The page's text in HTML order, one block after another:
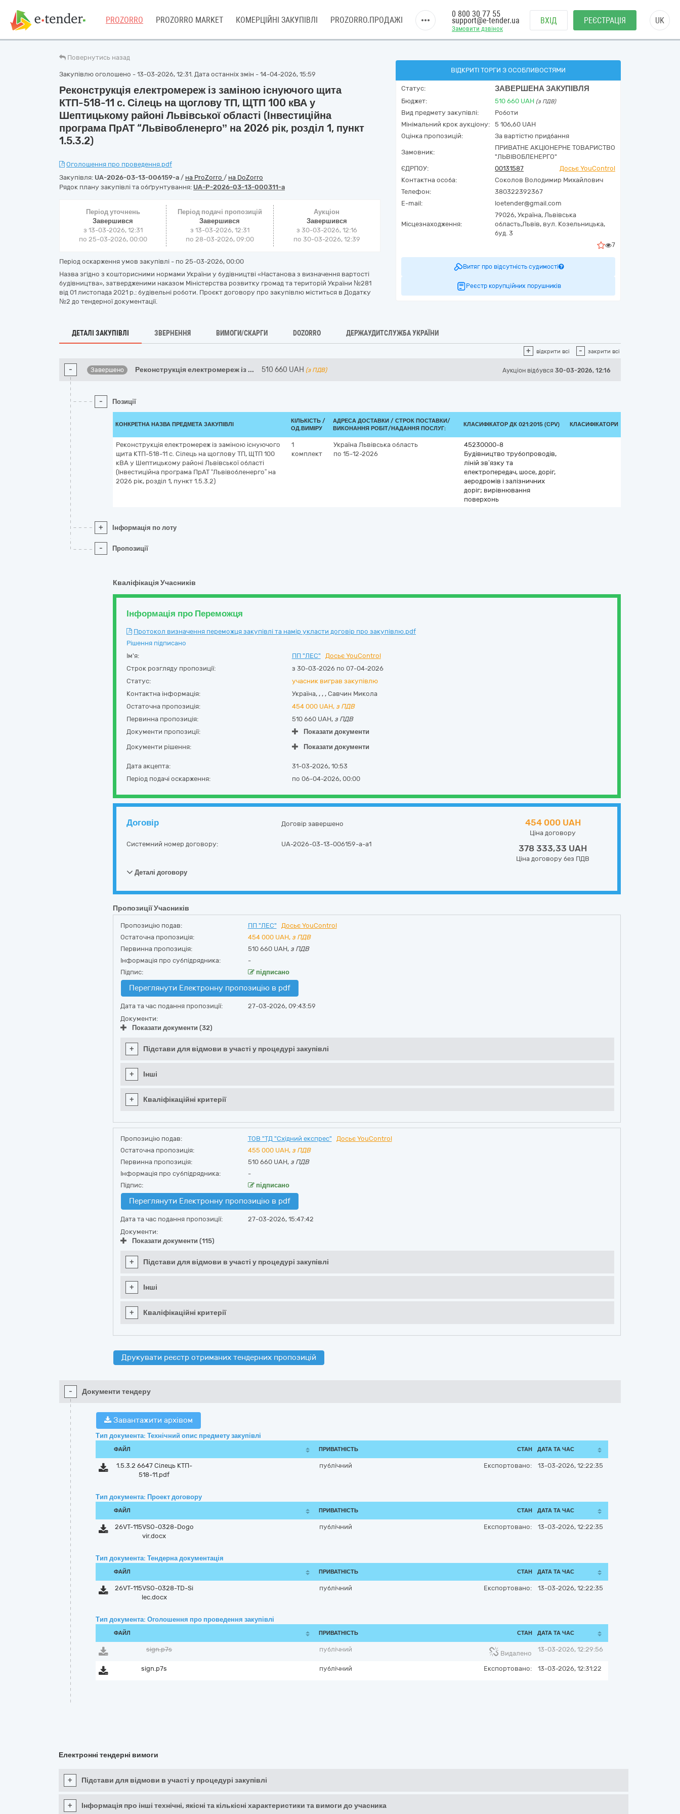
PROZORRO PROZORRO MARKET КОМЕРЦІЙНІ ЗАКУПІВЛІ PROZORRO.ПРОДАЖІ
Замовити дзвінок
0 800 30 77 55
support@e-tender.ua ВХІД РЕЄСТРАЦІЯ UK
Повернутись назад
Закупівлю оголошено - 13-03-2026, 12:31. Дата останніх змін - 14-04-2026, 15:59
Реконструкція електромереж із заміною існуючого щита
КТП-518-11 с. Сілець на щоглову ТП, ЩТП 100 кВА у
Шептицькому районі Львівської області (Інвестиційна
програма ПрАТ “Львівобленергоˮ на 2026 рік, розділ 1, пункт
1.5.3.2)
Оголошення про проведення.pdf
Закупівля: UA-2026-03-13-006159-a / на ProZorro / на DoZorro
Рядок плану закупівлі та обґрунтування: UA-P-2026-03-13-000311-a
Період уточнень
Завершився
з 13-03-2026, 12:31
по 25-03-2026, 00:00
Період подачі пропозицій
Завершився
з 13-03-2026, 12:31
по 28-03-2026, 09:00
Аукціон
Завершився
з 30-03-2026, 12:16
по 30-03-2026, 12:39
Період оскарження умов закупівлі - по 25-03-2026, 00:00
Назва згідно з кошторисними нормами України у будівництві «Настанова з визначення вартості
будівництва», затвердженими наказом Міністерства розвитку громад та територій України №281
від 01 листопада 2021 р.: будівельні роботи. Проєкт договору про закупівлю міститься в Додатку
№2 до тендерної документації.
ВІДКРИТІ ТОРГИ З ОСОБЛИВОСТЯМИ
Статус: ЗАВЕРШЕНА ЗАКУПІВЛЯ
Бюджет: 510 660 UAH (з ПДВ)
Вид предмету закупівлі:
Роботи
Мінімальний крок аукціону:
5 106,60 UAH
Оцінка пропозицій:
За вартістю придбання
Замовник:
ПРИВАТНЕ АКЦІОНЕРНЕ ТОВАРИСТВО
"ЛЬВІВОБЛЕНЕРГО"
ЄДРПОУ:
00131587
Досьє YouControl
Контактна особа:
Соколов Володимир Михайлович
Телефон:
380322392367
E-mail:
loetender@gmail.com
Місцезнаходження:
79026, Україна, Львівська
область,Львів, вул. Козельницька,
буд. 3
7
Витяг про відсутність судимості
Реєстр корупційних порушників
ДЕТАЛІ ЗАКУПІВЛІ ЗВЕРНЕННЯ ВИМОГИ/СКАРГИ DOZORRO ДЕРЖАУДИТСЛУЖБА УКРАЇНИ
+ відкрити всі - закрити всі
- Завершено Реконструкція електромереж із ... 510 660 UAH (з ПДВ) Аукціон відбувся 30-03-2026, 12:16
- Позиції
КОНКРЕТНА НАЗВА ПРЕДМЕТА ЗАКУПІВЛІ
КІЛЬКІСТЬ /
ОД.ВИМІРУ
АДРЕСА ДОСТАВКИ / СТРОК ПОСТАВКИ/
ВИКОНАННЯ РОБІТ/НАДАННЯ ПОСЛУГ:
КЛАСИФІКАТОР ДК 021:2015 (CPV) КЛАСИФІКАТОРИ
Реконструкція електромереж із заміною існуючого
щита КТП-518-11 с. Сілець на щоглову ТП, ЩТП 100
кВА у Шептицькому районі Львівської області
(Інвестиційна програма ПрАТ “Львівобленергоˮ на
2026 рік, розділ 1, пункт 1.5.3.2)
1
комплект
Україна Львівська область
по 15-12-2026
45230000-8
Будівництво трубопроводів,
ліній зв’язку та
електропередач, шосе, доріг,
аеродромів і залізничних
доріг; вирівнювання
поверхонь
+ Інформація по лоту
- Пропозиції
Кваліфікація Учасників
Інформація про Переможця
Протокол визначення переможця закупівлі та намір укласти договір про закупівлю.pdf
Рішення підписано
Ім'я:
ПП "ЛЕС"
Досьє YouControl
Строк розгляду пропозиції:
з 30-03-2026 по 07-04-2026
Статус:
учасник виграв закупівлю
Контактна інформація:
Україна, , , , Савчин Микола
Остаточна пропозиція:
454 000 UAH, з ПДВ
Первинна пропозиція:
510 660 UAH, з ПДВ
Документи пропозиції:
Показати документи
Документи рішення:
Показати документи
Дата акцепта:
31-03-2026, 10:53
Період подачі оскарження:
по 06-04-2026, 00:00
Договір Договір завершено
Системний номер договору: UA-2026-03-13-006159-a-a1
454 000 UAH
Ціна договору
378 333,33 UAH
Ціна договору без ПДВ
Деталі договору
Пропозиції Учасників
Пропозицію подав: ПП "ЛЕС"
Досьє YouControl
Остаточна пропозиція:
454 000 UAH, з ПДВ
Первинна пропозиція:
510 660 UAH, з ПДВ
Інформація про субпідрядника:
-
Підпис:
підписано
Переглянути Електронну пропозицію в pdf
Дата та час подання пропозиції:
27-03-2026, 09:43:59
Документи:
Показати документи (32)
+ Підстави для відмови в участі у процедурі закупівлі
+ Інші
+ Кваліфікаційні критерії
Пропозицію подав: ТОВ "ТД "Східний експрес"
Досьє YouControl
Остаточна пропозиція:
455 000 UAH, з ПДВ
Первинна пропозиція:
510 660 UAH, з ПДВ
Інформація про субпідрядника:
-
Підпис:
підписано
Переглянути Електронну пропозицію в pdf
Дата та час подання пропозиції:
27-03-2026, 15:47:42
Документи:
Показати документи (115)
+ Підстави для відмови в участі у процедурі закупівлі
+ Інші
+ Кваліфікаційні критерії
Друкувати реєстр отриманих тендерних пропозицій
- Документи тендеру
Завантажити архівом
Тип документа: Технічний опис предмету закупівлі
ФАЙЛ ПРИВАТНІСТЬ СТАН ДАТА ТА ЧАС
1.5.3.2 6647 Сілець КТП-
518-11.pdf
публічний Експортовано: 13-03-2026, 12:22:35
Тип документа: Проект договору
ФАЙЛ ПРИВАТНІСТЬ СТАН ДАТА ТА ЧАС
26VT-115VSO-0328-Dogo
vir.docx
публічний Експортовано: 13-03-2026, 12:22:35
Тип документа: Тендерна документація
ФАЙЛ ПРИВАТНІСТЬ СТАН ДАТА ТА ЧАС
26VT-115VSO-0328-TD-Si
lec.docx
публічний Експортовано: 13-03-2026, 12:22:35
Тип документа: Оголошення про проведення закупівлі
ФАЙЛ ПРИВАТНІСТЬ СТАН ДАТА ТА ЧАС
sign.p7s публічний
Видалено
13-03-2026, 12:29:56
sign.p7s публічний Експортовано: 13-03-2026, 12:31:22
Електронні тендерні вимоги
+ Підстави для відмови в участі у процедурі закупівлі
+ Інформація про інші технічні, якісні та кількісні характеристики та вимоги до учасника